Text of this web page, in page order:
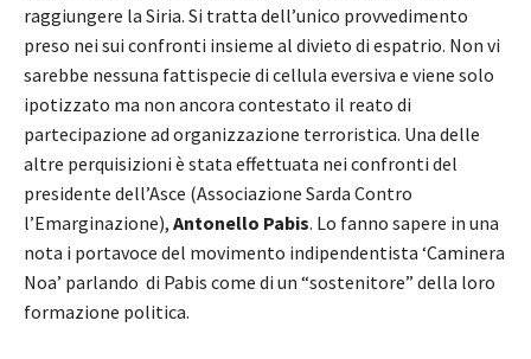
raggiungere la Siria. Si tratta dell’unico provvedimento
preso nei sui confronti insieme al divieto di espatrio. Non vi
sarebbe nessuna fattispecie di cellula eversiva e viene solo
ipotizzato ma non ancora contestato il reato di
partecipazione ad organizzazione terroristica. Una delle
altre perquisizioni è stata effettuata nei confronti del
presidente dell’Asce (Associazione Sarda Contro
l’Emarginazione), Antonello Pabis. Lo fanno sapere in una
nota i portavoce del movimento indipendentista ‘Caminera
Noa’ parlando di Pabis come di un “sostenitore” della loro
formazione politica.